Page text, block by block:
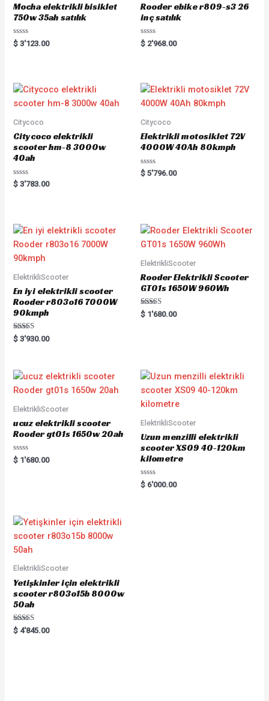
Mocha elektrikli bisiklet
750w 35ah satılık
Rated
0
$ 3'123.00
Rooder ebike r809-s3 26
inç satılık
Rated
0
$ 2'968.00
Citycoco
Citycoco elektrikli
scooter hm-8 3000w
40ah
Rated
0
$ 3'783.00
Citycoco
Elektrikli motosiklet 72V
4000W 40Ah 80kmph
Rated
0
$ 5'796.00
ElektrikliScooter
En iyi elektrikli scooter
Rooder r803o16 7000W
90kmph
Rated
5.00
$ 3'930.00
ElektrikliScooter
Rooder Elektrikli Scooter
GT01s 1650W 960Wh
Rated
5.00
$ 1'680.00
ElektrikliScooter
ucuz elektrikli scooter
Rooder gt01s 1650w 20ah
Rated
0
$ 1'680.00
ElektrikliScooter
Uzun menzilli elektrikli
scooter XS09 40-120km
kilometre
Rated
0
$ 6'000.00
ElektrikliScooter
Yetişkinler için elektrikli
scooter r803o15b 8000w
50ah
Rated
5.00
$ 4'845.00